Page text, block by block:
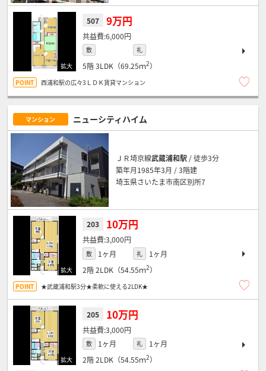
507 9万円
6,000円
敷 礼
5階3LDK（69.25ｍ2）
西浦和駅の広々3ＬＤＫ賃貸マンション
マンション ニューシティハイム
ＪＲ埼京線武蔵浦和駅 / 徒歩3分
築年月1985年3月 / 3階建
埼玉県さいたま市南区別所7
203 10万円
3,000円
敷 1ヶ月 礼
1ヶ月
2階2LDK（54.55ｍ2）
★武蔵浦和駅3分★柔軟に使える2LDK★
205 10万円
3,000円
敷 1ヶ月 礼
1ヶ月
2階2LDK（54.55ｍ2）